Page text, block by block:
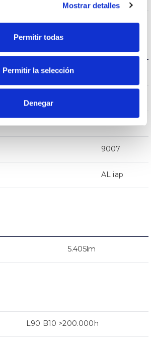
Mostrar detalles
Permitir todas
Permitir la selección
Denegar
66
9007
AL iap
5.405lm
L90 B10 >200.000h